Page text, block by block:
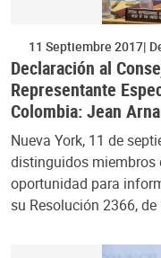
11 Septiembre 2017
Declaración al
Representante
Colombia: Jean
Nueva York, 11 de
distinguidos miembros
oportunidad para
su Resolución 2366,